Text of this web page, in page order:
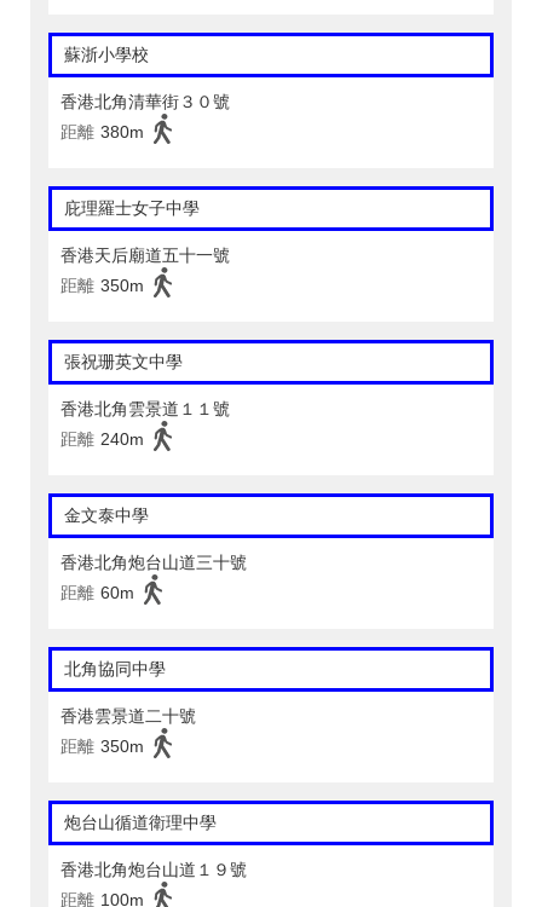
蘇浙小學校
香港北角清華街３０號
距離 380m
庇理羅士女子中學
香港天后廟道五十一號
距離 350m
張祝珊英文中學
香港北角雲景道１１號
距離 240m
金文泰中學
香港北角炮台山道三十號
距離 60m
北角協同中學
香港雲景道二十號
距離 350m
炮台山循道衛理中學
香港北角炮台山道１９號
距離 100m